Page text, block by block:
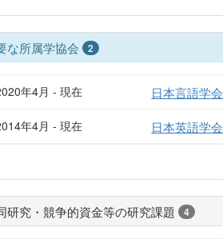
な所属学協会 2
年4月 - 現在 日本言語学会
年4月 - 現在 日本英語学会
研究・競争的資金等の研究課題 4